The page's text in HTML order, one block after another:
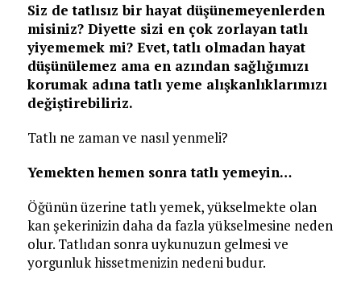
Siz de tatlısız bir hayat düşünemeyenlerden
misiniz? Diyette sizi en çok zorlayan tatlı
yiyememek mi? Evet, tatlı olmadan hayat
düşünülemez ama en azından sağlığımızı
korumak adına tatlı yeme alışkanlıklarımızı
değiştirebiliriz.
Tatlı ne zaman ve nasıl yenmeli?
Yemekten hemen sonra tatlı yemeyin…
Öğünün üzerine tatlı yemek, yükselmekte olan
kan şekerinizin daha da fazla yükselmesine neden
olur. Tatlıdan sonra uykunuzun gelmesi ve
yorgunluk hissetmenizin nedeni budur.